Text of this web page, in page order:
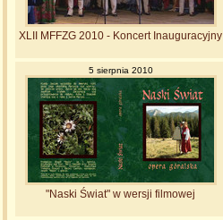
XLII MFFZG 2010 - Koncert Inauguracyjny
5 sierpnia 2010
"Naski Świat" w wersji filmowej